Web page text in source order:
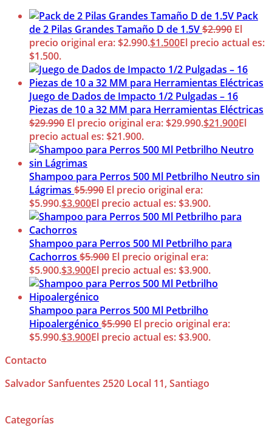
Pack
de 2 Pilas Grandes Tamaño D de 1.5V$2.990 El
precio original era: $2.990.$1.500El precio actual es:
$1.500.
Juego de Dados de Impacto 1/2 Pulgadas – 16
Piezas de 10 a 32 MM para Herramientas Eléctricas
$29.990 El precio original era: $29.990.$21.900El
precio actual es: $21.900.
Shampoo para Perros 500 Ml Petbrilho Neutro sin
Lágrimas $5.990 El precio original era:
$5.990.$3.900El precio actual es: $3.900.
Shampoo para Perros 500 Ml Petbrilho para
Cachorros $5.900 El precio original era:
$5.900.$3.900El precio actual es: $3.900.
Shampoo para Perros 500 Ml Petbrilho
Hipoalergénico $5.990 El precio original era:
$5.990.$3.900El precio actual es: $3.900.
Contacto
Salvador Sanfuentes 2520 Local 11, Santiago
Categorías